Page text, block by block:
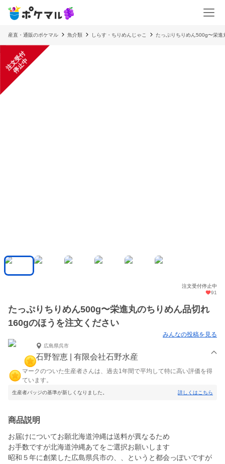
産直・通販のポケマル 魚介類 しらす・ちりめんじゃこ たっぷりちりめん500g〜栄
注
文
受
付
停
止
中
注文受付停止中
91
たっぷりちりめん500g〜栄進丸のちりめん品切れ
160gのほうを注文ください
みんなの投稿を見る
広島県呉市
石野智恵 | 有限会社石野水産
マークのついた生産者さんは、過去1年間で平均して特に高い評価を得
ています。
生産者バッジの基準が新しくなりました。 詳しくはこちら
商品説明
お届けについてお願北海道沖縄は送料が異なるため
お手数ですが北海道沖縄あてをご選択お願いします
昭和５年に創業した広島県呉市の、、というと都会っぽいですが